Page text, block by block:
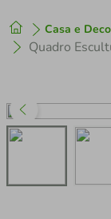
Casa e
1º tenis
perfume